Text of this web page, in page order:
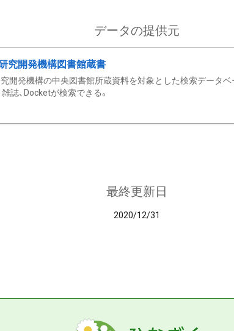
データの提供元
究開発機構図書館蔵書
開発機構の中央図書館所蔵資料を対象とした検索データベ
雑誌、Docketが検索できる。
最終更新日
2020/12/31